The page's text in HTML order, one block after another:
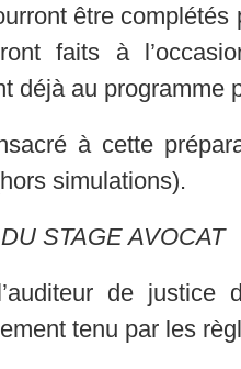
être
faits à
déjà au programme
à cette
simulations).
STAGE AVOCAT
de justice
tenu par les